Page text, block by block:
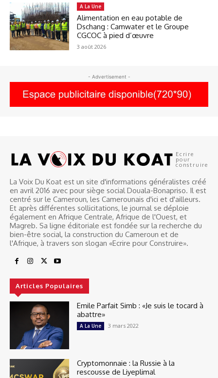
A La Une
Alimentation en eau potable de
Dschang : Camwater et le Groupe
CGCOC à pied d’œuvre
3 août 2026
- Advertisement -
Ecrire
pour
construire
La Voix Du Koat est un site d'informations généralistes créé
en avril 2016 avec pour siège social Douala-Bonapriso. Il est
centré sur le Cameroun, les Camerounais d'ici et d'ailleurs.
Et après différentes sollicitations, le journal se déploie
également en Afrique Centrale, Afrique de l'Ouest, et
Magreb. Sa ligne éditoriale est fondée sur la recherche du
bien-être social, la construction du Cameroun et de
l'Afrique, à travers son slogan «Ecrire pour Construire».
Articles Populaires
Emile Parfait Simb : «Je suis le tocard à
abattre»
A La Une 3 mars 2022
Cryptomonnaie : la Russie à la
rescousse de Liyeplimal